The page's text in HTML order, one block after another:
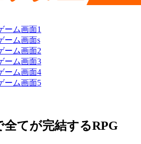
てが完結するRPG